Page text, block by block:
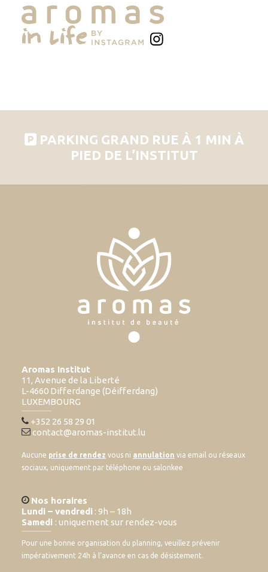
PARKING GRAND RUE À 1 MIN À
PIED DE L’INSTITUT
Aromas Institut
11, Avenue de la Liberté
L-4660 Differdange (Déifferdang)
LUXEMBOURG
+352 26 58 29 01
contact@aromas-institut.lu
Aucune prise de rendez vous ni annulation via email ou réseaux
sociaux, uniquement par téléphone ou salonkee
Nos horaires
Lundi – vendredi : 9h – 18h
Samedi : uniquement sur rendez-vous
Pour une bonne organisation du planning, veuillez prévenir
impérativement 24h à l’avance en cas de désistement.